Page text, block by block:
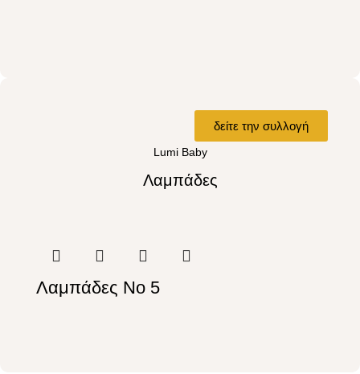
δείτε την συλλογή
Lumi Baby
Λαμπάδες
Λαμπάδες No 5